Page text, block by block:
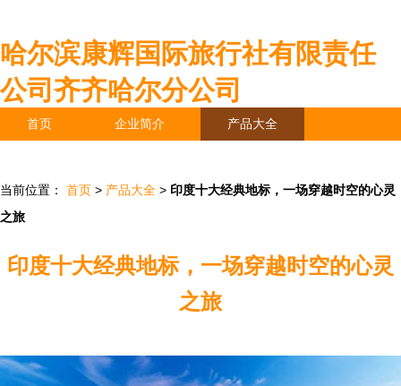
哈尔滨康辉国际旅行社有限责任
公司齐齐哈尔分公司
首页 企业简介 产品大全
当前位置： 首页 > 产品大全 > 印度十大经典地标，一场穿越时空的心灵
之旅
印度十大经典地标，一场穿越时空的心灵
之旅